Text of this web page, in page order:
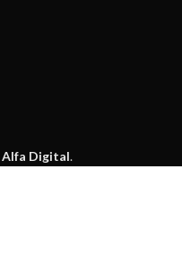
Alfa Digital.